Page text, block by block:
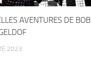
AVENTURES DE BOB
2023